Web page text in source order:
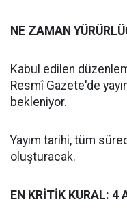
NE ZAMAN
Kabul edilen
Resmî Gazete'de
bekleniyor.
Yayım tarihi, tüm
oluşturacak.
EN KRİTİK KURAL: 4